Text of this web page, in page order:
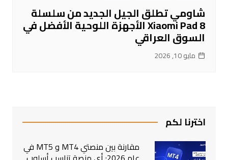
شاومي تطلق الجيل الجديد من سلسلة
Xiaomi Pad 8 الأجهزة اللوحية الأفضل في
السوق العراقي
مايو 10, 2026
اخترنا لكم
مقارنة بين منصتي MT4 و MT5 في